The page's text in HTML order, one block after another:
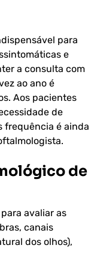
para
e
a consulta com
ao ano é
Aos pacientes
de
frequência é ainda
de
avaliar as
canais
dos olhos),